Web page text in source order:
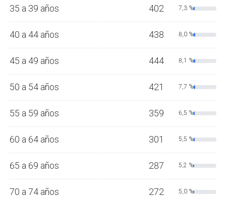
35 a 39 años 402 7,3 %
40 a 44 años 438 8,0 %
45 a 49 años 444 8,1 %
50 a 54 años 421 7,7 %
55 a 59 años 359 6,5 %
60 a 64 años 301 5,5 %
65 a 69 años 287 5,2 %
70 a 74 años 272 5,0 %